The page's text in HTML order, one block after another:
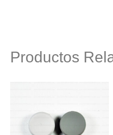
Productos